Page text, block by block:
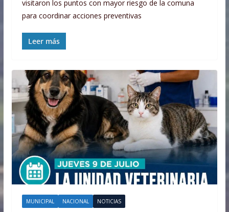
visitaron los puntos con mayor riesgo de la comuna
para coordinar acciones preventivas
Leer más
MUNICIPAL NACIONAL NOTICIAS